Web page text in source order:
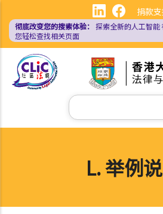
主
捐款
彻底改变您的搜索体验： 探索全新的人工智能
您轻松查找相关页面
搜
索
L. 举例